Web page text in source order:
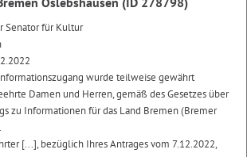
Senator für Kultur
wurde teilweise gewährt
Damen und Herren, gemäß des Gesetzes über
zu Informationen für das Land Bremen (Bremer
[...], bezüglich Ihres Antrages vom 7.12.2022,